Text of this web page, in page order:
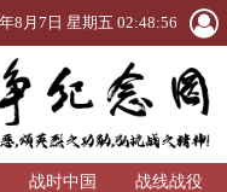
8月7日 星期五 02:48:57
战时中国
战线战役